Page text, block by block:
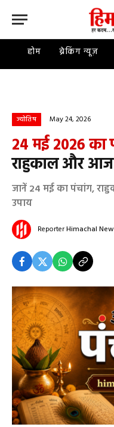
होम ब्रेकिंग न्यूज़
ज्योतिष May 24, 2026
24 मई 2026 का
राहुकाल और आज
जानें 24 मई का पंचांग,
उपाय
ReporterHimachal